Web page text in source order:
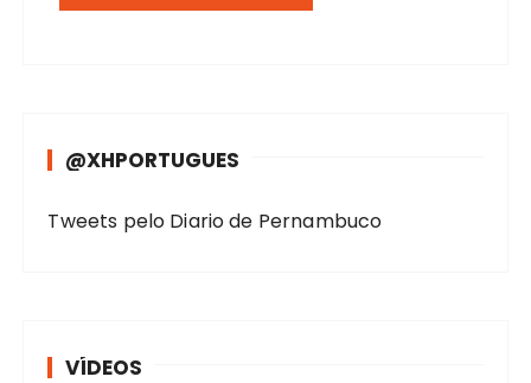
@XHPORTUGUES
Tweets pelo Diario de Pernambuco
VÍDEOS